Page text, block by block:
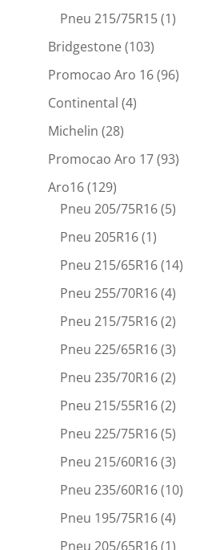
Pneu 215/75R15(1)
Bridgestone(103)
Promocao Aro 16(96)
Continental (4)
Michelin (28)
Promocao Aro 17(93)
Aro16(129)
Pneu 205/75R16(5)
Pneu 205R16(1)
Pneu 215/65R16(14)
Pneu 255/70R16(4)
Pneu 215/75R16(2)
Pneu 225/65R16(3)
Pneu 235/70R16(2)
Pneu 215/55R16(2)
Pneu 225/75R16(5)
Pneu 215/60R16(3)
Pneu 235/60R16(10)
Pneu 195/75R16(4)
Pneu 205/65R16(1)